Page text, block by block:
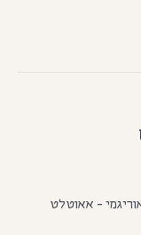
- אאוטלט